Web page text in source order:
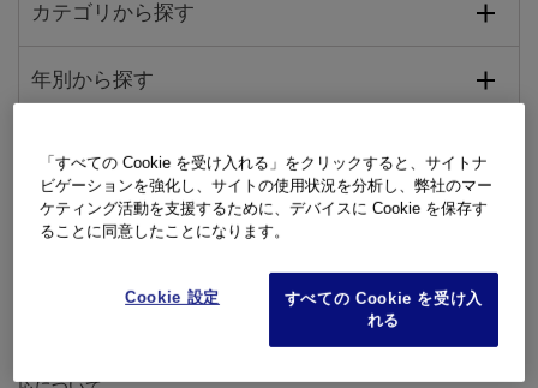
カテゴリから探す
年別から探す
2026年08月06日 サポートのお知らせ
OM SYSTEM サービスキャラバン 神戸 【 開催日：9月12日(土) 】
2026年08月03日 サポートのお知らせ
「すべての Cookie を受け入れる」をクリックすると、サイトナ
ビゲーションを強化し、サイトの使用状況を分析し、弊社のマー
ケティング活動を支援するために、デバイスに Cookie を保存す
ることに同意したことになります。
Cookie 設定
すべての Cookie を受け入
れる